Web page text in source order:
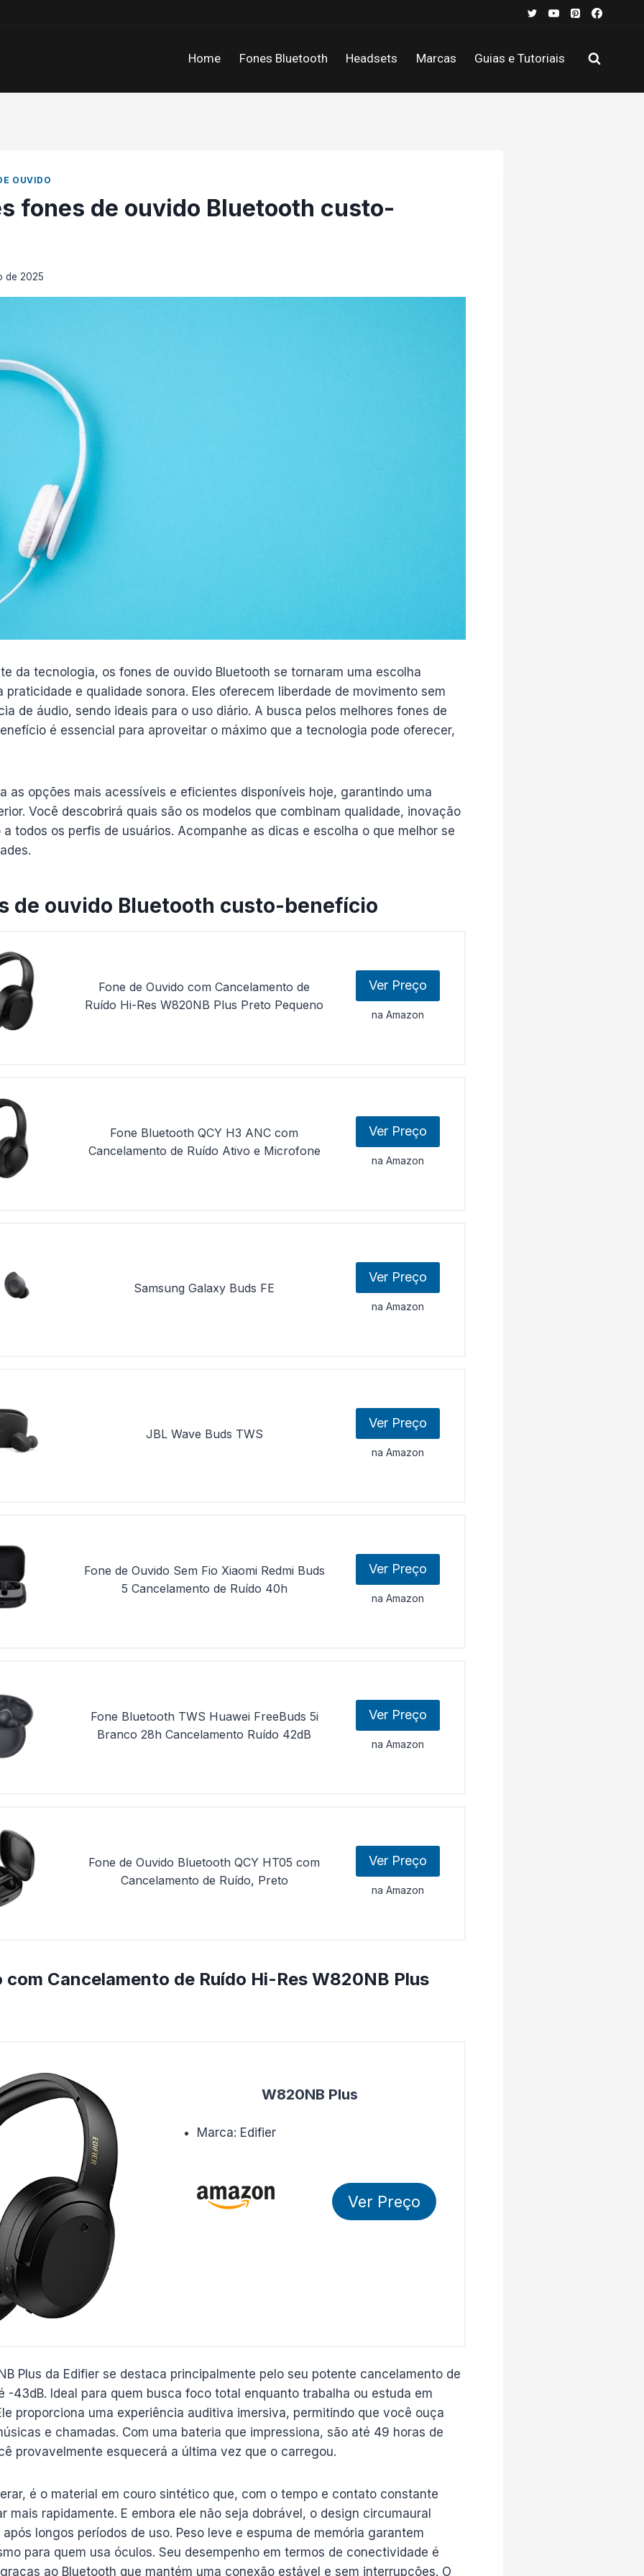
Home Fones Bluetooth Headsets Marcas Guias e Tutoriais
OUVIDO
fones de ouvido Bluetooth custo-
de 2025
da tecnologia, os fones de ouvido Bluetooth se tornaram uma escolha
praticidade e qualidade sonora. Eles oferecem liberdade de movimento sem
de áudio, sendo ideais para o uso diário. A busca pelos melhores fones de
é essencial para aproveitar o máximo que a tecnologia pode oferecer,
as opções mais acessíveis e eficientes disponíveis hoje, garantindo uma
Você descobrirá quais são os modelos que combinam qualidade, inovação
todos os perfis de usuários. Acompanhe as dicas e escolha o que melhor se
de ouvido Bluetooth custo-benefício
Fone de Ouvido com Cancelamento de
Ruído Hi-Res W820NB Plus Preto Pequeno
Ver Preço
na Amazon
Fone Bluetooth QCY H3 ANC com
Cancelamento de Ruído Ativo e Microfone
Ver Preço
na Amazon
Samsung Galaxy Buds FE
Ver Preço
na Amazon
JBL Wave Buds TWS
Ver Preço
na Amazon
Fone de Ouvido Sem Fio Xiaomi Redmi Buds
5 Cancelamento de Ruído 40h
Ver Preço
na Amazon
Fone Bluetooth TWS Huawei FreeBuds 5i
Branco 28h Cancelamento Ruído 42dB
Ver Preço
na Amazon
Fone de Ouvido Bluetooth QCY HT05 com
Cancelamento de Ruído, Preto
Ver Preço
na Amazon
com Cancelamento de Ruído Hi-Res W820NB Plus
W820NB Plus
Marca: Edifier
Ver Preço
Plus da Edifier se destaca principalmente pelo seu potente cancelamento de
-43dB. Ideal para quem busca foco total enquanto trabalha ou estuda em
proporciona uma experiência auditiva imersiva, permitindo que você ouça
e chamadas. Com uma bateria que impressiona, são até 49 horas de
provavelmente esquecerá a última vez que o carregou.
é o material em couro sintético que, com o tempo e contato constante
mais rapidamente. E embora ele não seja dobrável, o design circumaural
longos períodos de uso. Peso leve e espuma de memória garantem
para quem usa óculos. Seu desempenho em termos de conectividade é
ao Bluetooth que mantém uma conexão estável e sem interrupções. O